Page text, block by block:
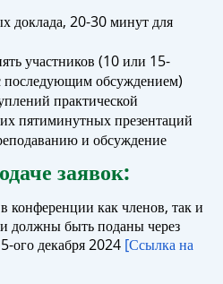
доклада, 20-30 минут для
участников (10 или 15-
последующим обсуждением)
практической
пятиминутных презентаций
и обсуждение
заявок:
как членов, так и
должны быть поданы через
ого декабря2024 [Ссылка на